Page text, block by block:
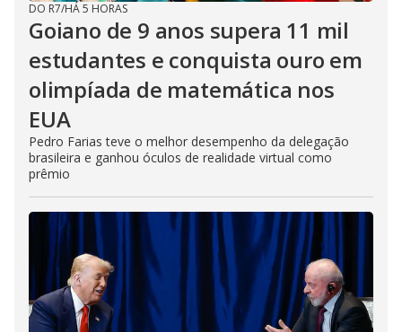
DO R7/HÁ 5 HORAS
Goiano de 9 anos supera 11 mil
estudantes e conquista ouro em
olimpíada de matemática nos
EUA
Pedro Farias teve o melhor desempenho da delegação
brasileira e ganhou óculos de realidade virtual como
prêmio